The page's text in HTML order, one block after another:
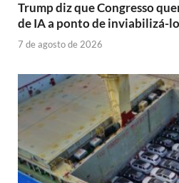
Trump diz que Congresso
de IA a ponto de inviabilizá-lo
7 de agosto de 2026